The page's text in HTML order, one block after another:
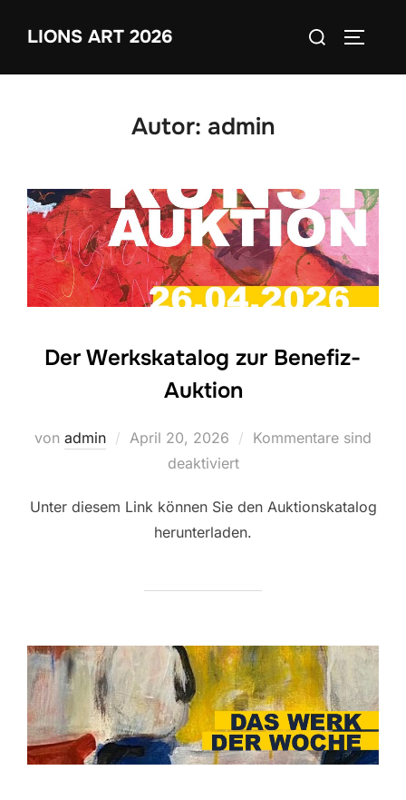
InhaltLIONS ART 2026
Suchen
Autor: admin
Der Werkskatalog zur Benefiz-
Auktion
von admin
Veröffentlicht
April 20, 2026
Kommentare sind
deaktiviert
Unter diesem Link können Sie den Auktionskatalog
herunterladen.